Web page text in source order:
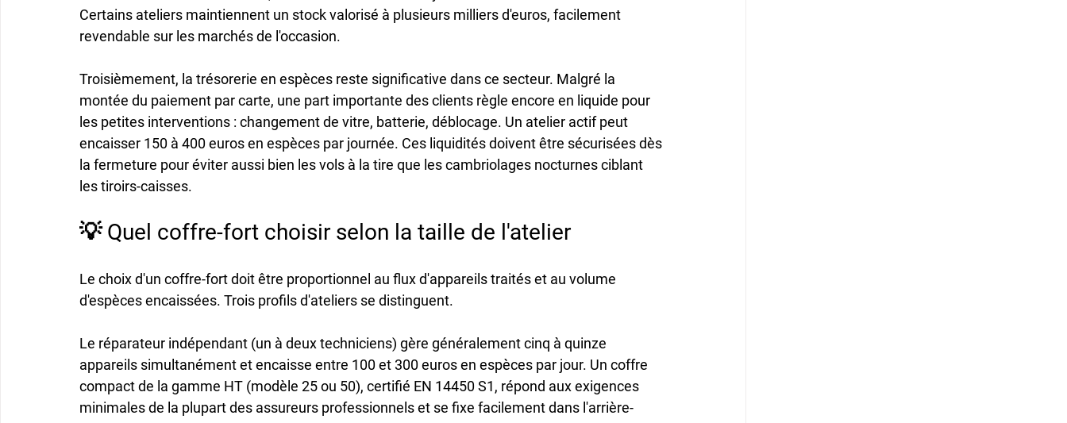
Certains ateliers maintiennent un stock valorisé à plusieurs milliers d'euros, facilement
revendable sur les marchés de l'occasion.
Troisièmement, la trésorerie en espèces reste significative dans ce secteur. Malgré la
montée du paiement par carte, une part importante des clients règle encore en liquide pour
les petites interventions : changement de vitre, batterie, déblocage. Un atelier actif peut
encaisser 150 à 400 euros en espèces par journée. Ces liquidités doivent être sécurisées dès
la fermeture pour éviter aussi bien les vols à la tire que les cambriolages nocturnes ciblant
les tiroirs-caisses.
💡 Quel coffre-fort choisir selon la taille de l'atelier
Le choix d'un coffre-fort doit être proportionnel au flux d'appareils traités et au volume
d'espèces encaissées. Trois profils d'ateliers se distinguent.
Le réparateur indépendant (un à deux techniciens) gère généralement cinq à quinze
appareils simultanément et encaisse entre 100 et 300 euros en espèces par jour. Un coffre
compact de la gamme HT (modèle 25 ou 50), certifié EN 14450 S1, répond aux exigences
minimales de la plupart des assureurs professionnels et se fixe facilement dans l'arrière-